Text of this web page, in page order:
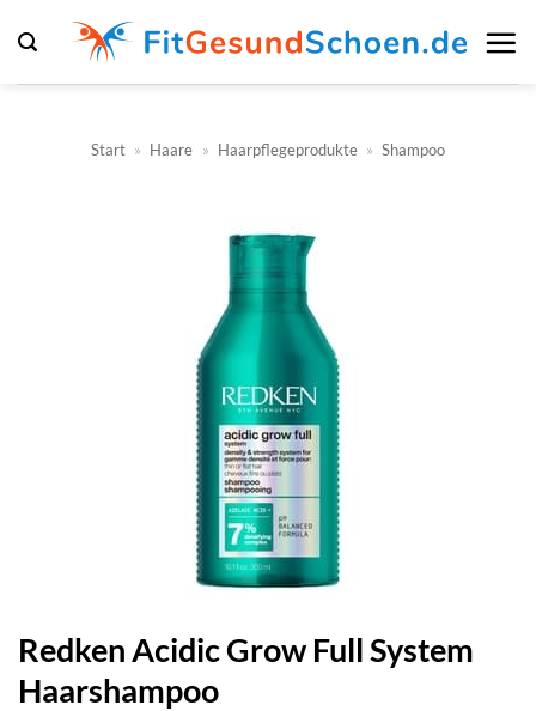
Inhalt
springen
Start » Haare » Haarpflegeprodukte » Shampoo
Redken Acidic Grow Full System
Haarshampoo